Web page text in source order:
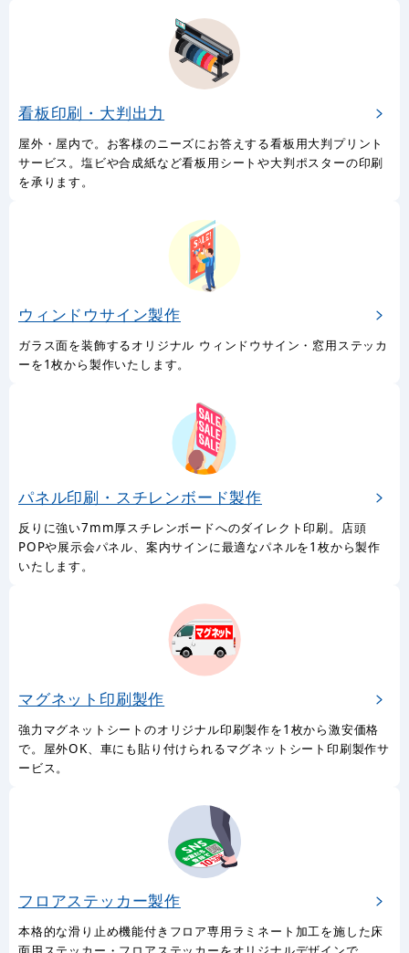
看板印刷・大判出力
屋外・屋内で。お客様のニーズにお答えする看板用大判プリント
サービス。塩ビや合成紙など看板用シートや大判ポスターの印刷
を承ります。
ウィンドウサイン製作
ガラス面を装飾するオリジナル ウィンドウサイン・窓用ステッカ
ーを1枚から製作いたします。
パネル印刷・スチレンボード製作
反りに強い7mm厚スチレンボードへのダイレクト印刷。店頭
POPや展示会パネル、案内サインに最適なパネルを1枚から製作
いたします。
マグネット印刷製作
強力マグネットシートのオリジナル印刷製作を1枚から激安価格
で。屋外OK、車にも貼り付けられるマグネットシート印刷製作サ
ービス。
フロアステッカー製作
本格的な滑り止め機能付きフロア専用ラミネート加工を施した床